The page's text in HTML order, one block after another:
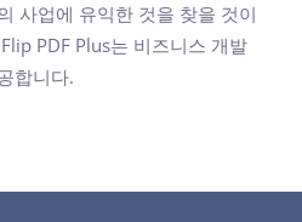
사업에 유익한 것을 찾을 것이
PDF Plus는 비즈니스 개발
합니다.